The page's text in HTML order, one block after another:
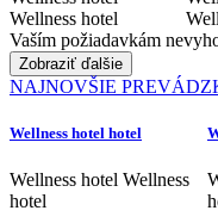
Wellness hotel
Vaším požiadavkám
Zobraziť ďalšie
NAJNOVŠIE
Wellness hotel hotel
Wellness hotel Wellness
hotel